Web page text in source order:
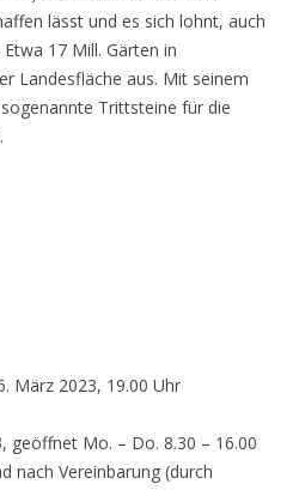
lässt und es sich lohnt, auch
17 Mill. Gärten in
Landesfläche aus. Mit seinem
Trittsteine für die
März 2023, 19.00 Uhr
geöffnet Mo. – Do. 8.30 – 16.00
nach Vereinbarung (durch